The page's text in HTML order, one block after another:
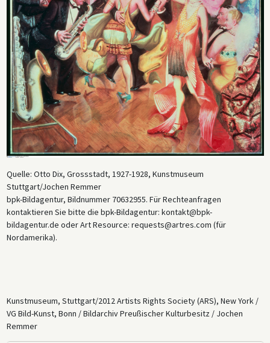
Quelle: Otto Dix, Grossstadt, 1927-1928, Kunstmuseum
Stuttgart/Jochen Remmer
bpk-Bildagentur, Bildnummer 70632955. Für Rechteanfragen
kontaktieren Sie bitte die bpk-Bildagentur: kontakt@bpk-
bildagentur.de oder Art Resource: requests@artres.com (für
Nordamerika).
Kunstmuseum, Stuttgart/2012 Artists Rights Society (ARS), New York /
VG Bild-Kunst, Bonn / Bildarchiv Preußischer Kulturbesitz / Jochen
Remmer